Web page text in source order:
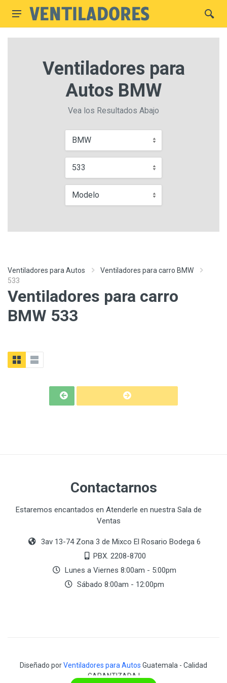
Ventiladores para
Autos BMW
Vea los Resultados Abajo
BMW
533
Modelo
Ventiladores para Autos
Ventiladores para carro BMW
533
Ventiladores para carro
BMW 533
Contactarnos
Estaremos encantados en Atenderle en nuestra Sala de
Ventas
3av 13-74 Zona 3 de Mixco El Rosario Bodega 6
PBX. 2208-8700
Lunes a Viernes 8:00am - 5:00pm
Sábado 8:00am - 12:00pm
Diseñado porVentiladores para Autos Guatemala - Calidad
GARANTIZADA !